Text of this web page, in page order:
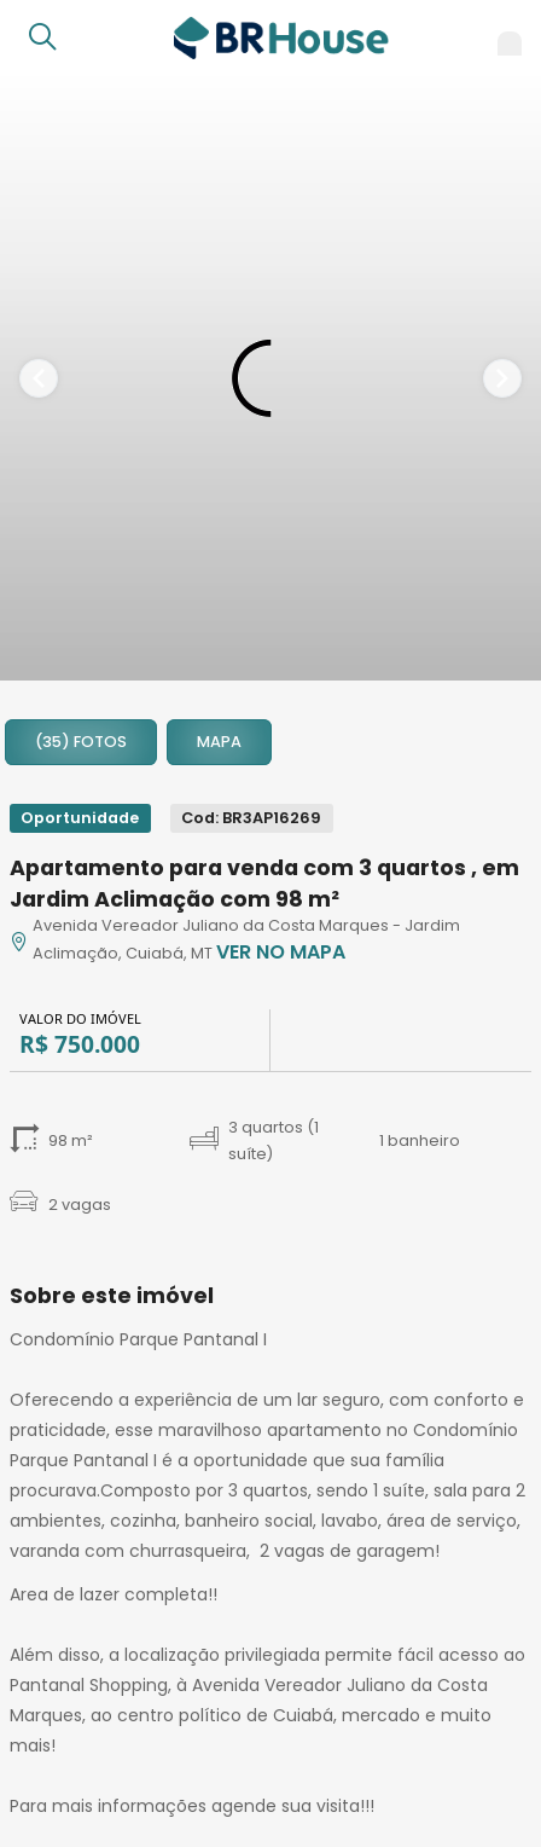
2
3
7
8
9
12
13
16
18
21
22
24
26
31
33
34
35
(35) FOTOS MAPA
Oportunidade Cod: BR3AP16269
Apartamento para venda com 3 quartos , em
Jardim Aclimação com 98 m²
Avenida Vereador Juliano da Costa Marques - Jardim
Aclimação, Cuiabá, MTVER NO MAPA
VALOR DO IMÓVEL
R$ 750.000
98 m²
3 quartos (1
suíte)
1 banheiro
2 vagas
Sobre este imóvel
Condomínio Parque Pantanal I
Oferecendo a experiência de um lar seguro, com conforto e
praticidade, esse maravilhoso apartamento no Condomínio
Parque Pantanal I é a oportunidade que sua família
procurava.Composto por 3 quartos, sendo 1 suíte, sala para 2
ambientes, cozinha, banheiro social, lavabo, área de serviço,
varanda com churrasqueira, 2 vagas de garagem!
Area de lazer completa!!
Além disso, a localização privilegiada permite fácil acesso ao
Pantanal Shopping, à Avenida Vereador Juliano da Costa
Marques, ao centro político de Cuiabá, mercado e muito
mais!
Para mais informações agende sua visita!!!